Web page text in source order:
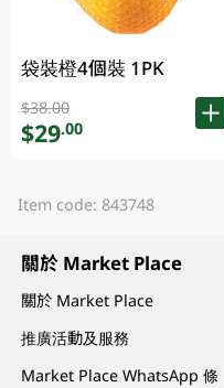
袋裝橙4個裝 1PK
$38.00
$29.00
Item code: 843748
關於 Market Place
關於 Market Place
推廣活動及服務
Market Place WhatsApp 條